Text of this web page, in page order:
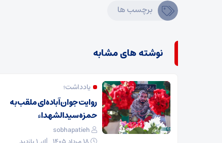
برچسب ها
نوشته های مشابه
یادداشت؛
روایت جوان آباده‌ای ملقب به
حمزه سیدالشهداء
sobhapatieh